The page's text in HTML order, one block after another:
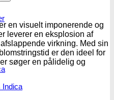
Indica
en visuelt imponerende og
leverer en eksplosion af
virkning. Med sin
er den ideel for
søger en pålidelig og